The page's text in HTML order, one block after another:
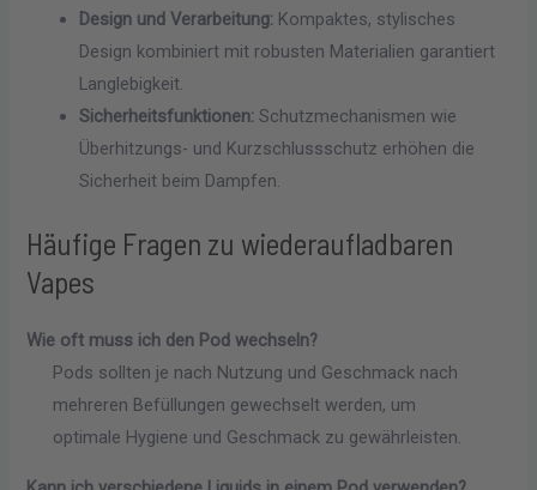
Design und Verarbeitung: Kompaktes, stylisches
Design kombiniert mit robusten Materialien garantiert
Langlebigkeit.
Sicherheitsfunktionen: Schutzmechanismen wie
Überhitzungs- und Kurzschlussschutz erhöhen die
Sicherheit beim Dampfen.
Häufige Fragen zu wiederaufladbaren
Vapes
Wie oft muss ich den Pod wechseln?
Pods sollten je nach Nutzung und Geschmack nach
mehreren Befüllungen gewechselt werden, um
optimale Hygiene und Geschmack zu gewährleisten.